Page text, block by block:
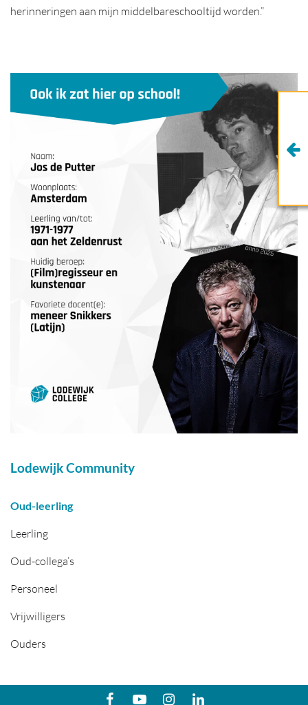
Lodewijk Community
Oud-leerling
Leerling
Oud-collega’s
Personeel
Vrijwilligers
Ouders
herinneringen aan mijn middelbareschooltijd worden.”